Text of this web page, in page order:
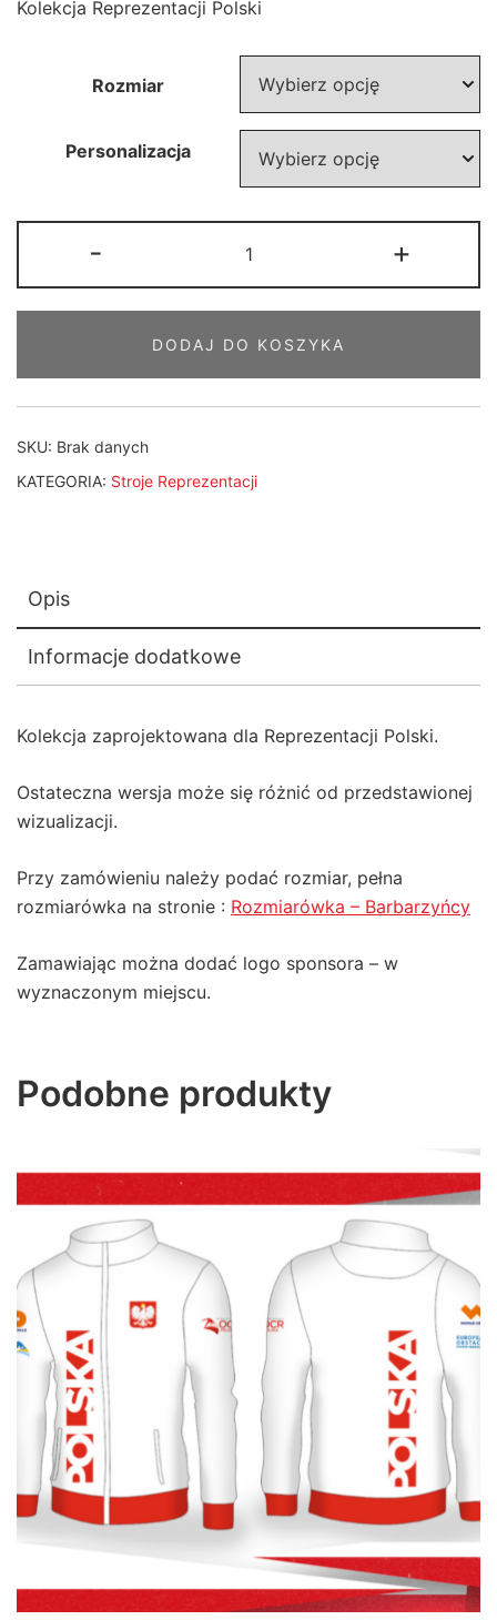
Kolekcja Reprezentacji Polski
Rozmiar
Personalizacja
-
Spodenki
luźne
damskie
+
DODAJ DO KOSZYKA
SKU: Brak danych
KATEGORIA: Stroje Reprezentacji
Opis
Informacje dodatkowe
Kolekcja zaprojektowana dla Reprezentacji Polski.
Ostateczna wersja może się różnić od przedstawionej
wizualizacji.
Przy zamówieniu należy podać rozmiar, pełna
rozmiarówka na stronie : Rozmiarówka – Barbarzyńcy
Zamawiając można dodać logo sponsora – w
wyznaczonym miejscu.
Podobne produkty